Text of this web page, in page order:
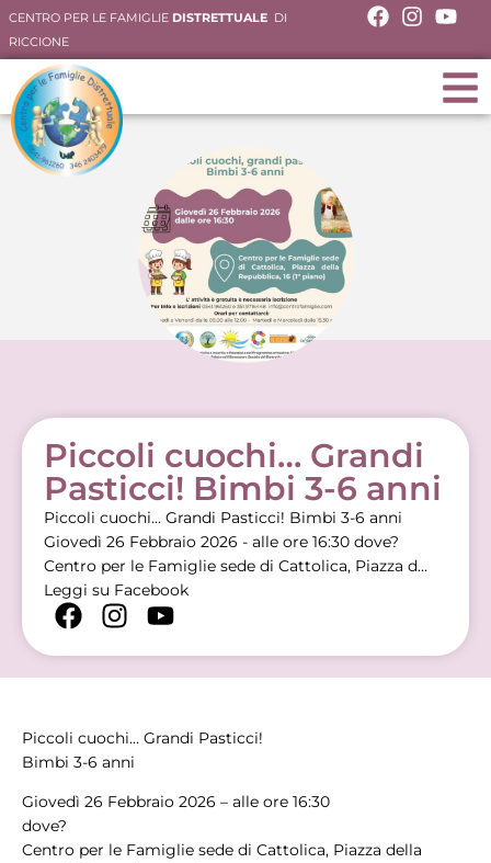
CENTRO PER LE FAMIGLIE DISTRETTUALE DI
RICCIONE
Piccoli cuochi… Grandi
Pasticci! Bimbi 3-6 anni
Piccoli cuochi... Grandi Pasticci! Bimbi 3-6 anni
Giovedì 26 Febbraio 2026 - alle ore 16:30 dove?
Centro per le Famiglie sede di Cattolica, Piazza d...
Leggi su Facebook
Piccoli cuochi… Grandi Pasticci!
Bimbi 3-6 anni
Giovedì 26 Febbraio 2026 – alle ore 16:30
dove?
Centro per le Famiglie sede di Cattolica, Piazza della